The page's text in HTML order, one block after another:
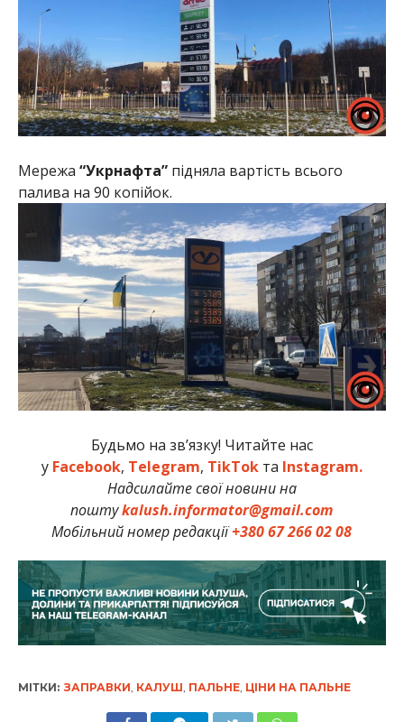
Мережа “Укрнафта”підняла вартість всього
палива на 90 копійок.
Будьмо на зв’язку! Читайте нас
у Facebook, Telegram, TikTokта Instagram.
Надсилайте свої новини на
поштуkalush.informator@gmail.com
Мобільний номер редакції+380 67 266 02 08
МІТКИ: ЗАПРАВКИ КАЛУШ ПАЛЬНЕ, ЦІНИ НА ПАЛЬНЕ